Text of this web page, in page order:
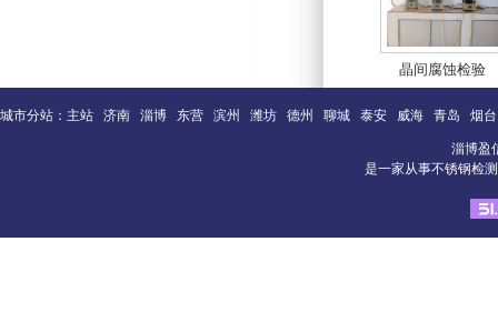
晶间腐蚀检验
城市分站： 主站 济南 淄博 东营 滨州 潍坊 德州 聊城 泰安 威海 青岛 烟台
淄博盈
是一家从事不锈钢检